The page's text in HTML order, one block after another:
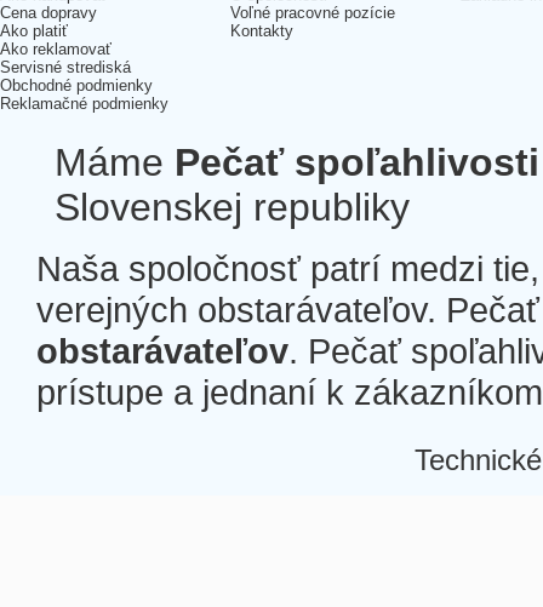
Cena dopravy
Ako platiť
Ako reklamovať
Servisné strediská
Obchodné podmienky
Reklamačné podmienky
Voľné pracovné pozície
Kontakty
Máme Pečať spoľahlivosti
Slovenskej republiky
Naša spoločnosť patrí medzi
verejných obstarávateľov.
obstarávateľov. Pečať
prístupe a jednaní k